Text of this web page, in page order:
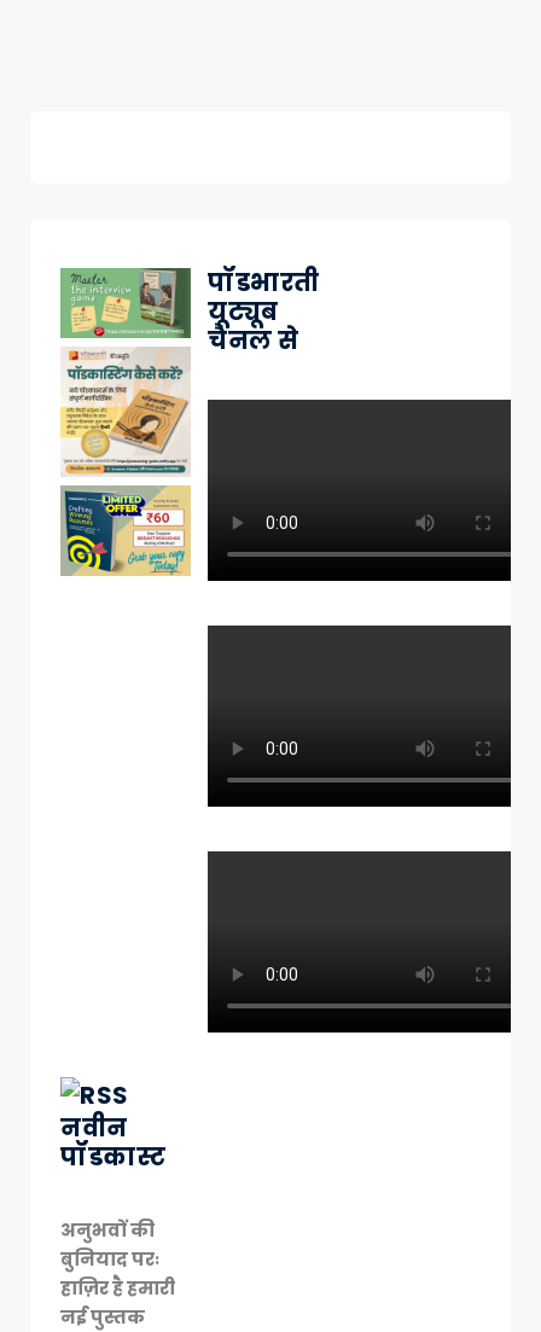
पॉडभारती
यूट्यूब
चैनल से
नवीन
पॉडकास्ट
अनुभवों की
बुनियाद परः
हाज़िर है हमारी
नई पुस्तक